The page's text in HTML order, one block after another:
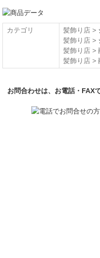
カテゴリ 髪飾り店 >
髪飾り店 >
髪飾り店 >
髪飾り店 >
お問合わせは、お電話・FAX